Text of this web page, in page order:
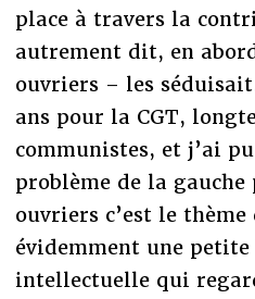
place à travers la
autrement dit, en
ouvriers – les
ans pour la CGT,
communistes, et j’ai
problème de la
ouvriers c’est le
évidemment une
intellectuelle qui